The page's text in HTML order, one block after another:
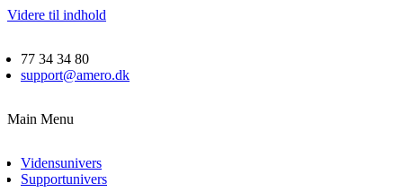
Videre til indhold
77 34 34 80
support@amero.dk
Main Menu
Vidensunivers
Supportunivers